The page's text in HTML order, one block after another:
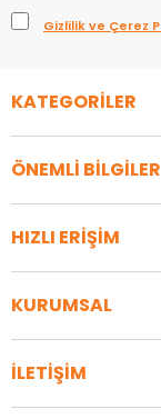
Gizlilik ve Çerez
KATEGORİLER
ÖNEMLİ BİLGİLER
HIZLI ERİŞİM
KURUMSAL
İLETİŞİM